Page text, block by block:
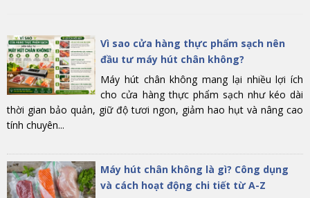
Vì sao cửa hàng thực phẩm sạch nên
đầu tư máy hút chân không?
Máy hút chân không mang lại nhiều lợi ích
cho cửa hàng thực phẩm sạch như kéo dài
thời gian bảo quản, giữ độ tươi ngon, giảm hao hụt và nâng cao
tính chuyên...
Máy hút chân không là gì? Công dụng
và cách hoạt động chi tiết từ A-Z